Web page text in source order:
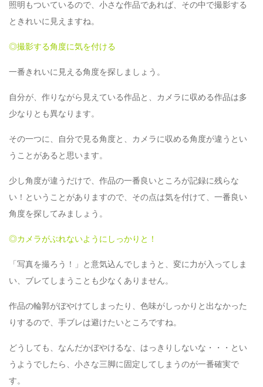
照明もついているので、小さな作品であれば、その中で撮影する
ときれいに見えますね。
◎撮影する角度に気を付ける
一番きれいに見える角度を探しましょう。
自分が、作りながら見えている作品と、カメラに収める作品は多
少なりとも異なります。
その一つに、自分で見る角度と、カメラに収める角度が違うとい
うことがあると思います。
少し角度が違うだけで、作品の一番良いところが記録に残らな
い！ということがありますので、その点は気を付けて、一番良い
角度を探してみましょう。
◎カメラがぶれないようにしっかりと！
「写真を撮ろう！」と意気込んでしまうと、変に力が入ってしま
い、ブレてしまうことも少なくありません。
作品の輪郭がぼやけてしまったり、色味がしっかりと出なかった
りするので、手ブレは避けたいところですね。
どうしても、なんだかぼやけるな、はっきりしないな・・・とい
うようでしたら、小さな三脚に固定してしまうのが一番確実で
す。